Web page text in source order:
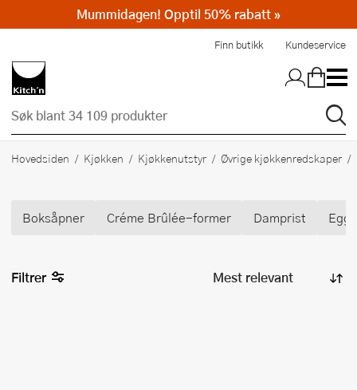
Finn butikk Kundeservice
Hovedsiden Kjøkken Kjøkkenutstyr Øvrige kjøkkenredskaper
Boksåpner Créme Brûlée-former Damprist
Filtrer
Mummidagen! Opptil 50% rabatt »